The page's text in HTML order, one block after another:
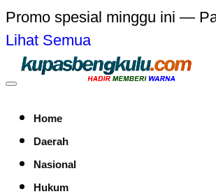
Promo spesial minggu ini —
Lihat Semua
Home
Daerah
Nasional
Hukum